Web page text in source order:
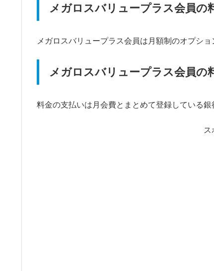
メガロスバリュープラス会員の
メガロスバリュープラス会員は月額制のオプショ
メガロスバリュープラス会員の
料金の支払いは月会費とまとめて登録している銀
ス